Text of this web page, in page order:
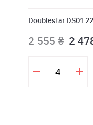
Doublestar DS01
2 555 ₴ 2